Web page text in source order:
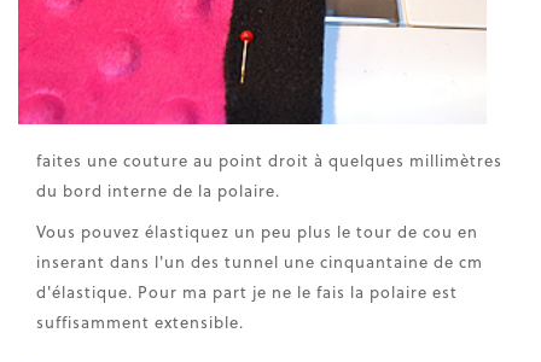
faites une couture au point droit à quelques millimètres
du bord interne de la polaire.
Vous pouvez élastiquez un peu plus le tour de cou en
inserant dans l'un des tunnel une cinquantaine de cm
d'élastique. Pour ma part je ne le fais la polaire est
suffisamment extensible.